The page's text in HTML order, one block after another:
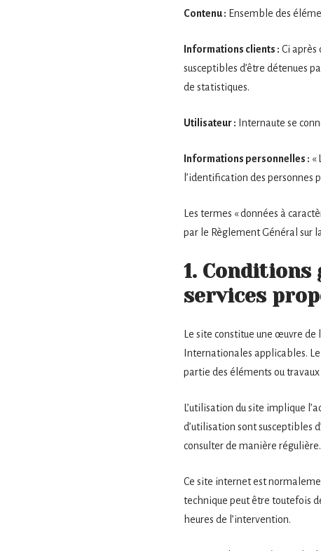
Contenu : Ensemble des
Informations clients : Ci après
susceptibles d’être détenues
de statistiques.
Utilisateur : Internaute se
Informations personnelles : «
l’identification des personnes
Les termes « données à
par le Règlement Général sur
1.
services
Le site constitue une œuvre
Internationales applicables.
partie des éléments ou travaux
L’utilisation du site implique
d’utilisation sont susceptibles
consulter de manière régulière.
Ce site internet est
technique peut être toutefois
heures de l’intervention.